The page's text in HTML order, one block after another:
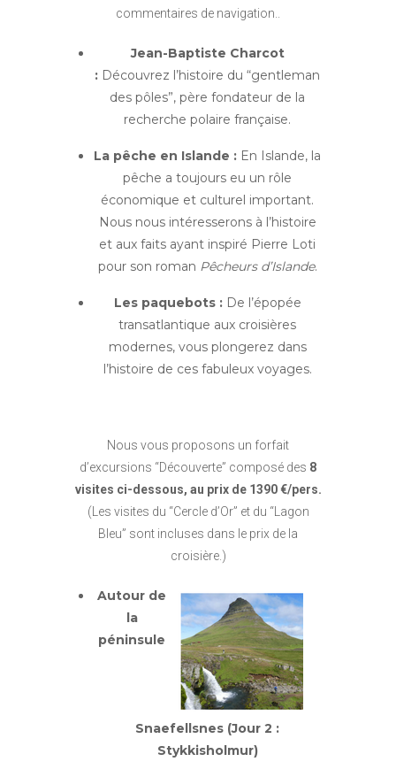
commentaires de navigation..
Jean-Baptiste Charcot
: Découvrez l’histoire du “gentleman
des pôles”, père fondateur de la
recherche polaire française.
La pêche en Islande : En Islande, la
pêche a toujours eu un rôle
économique et culturel important.
Nous nous intéresserons à l’histoire
et aux faits ayant inspiré Pierre Loti
pour son roman Pêcheurs d’Islande.
Les paquebots :De l’épopée
transatlantique aux croisières
modernes, vous plongerez dans
l’histoire de ces fabuleux voyages.
Nous vous proposons un forfait
d’excursions “Découverte” composé des 8
visites ci-dessous, au prix de 1390 €/pers.
(Les visites du “Cercle d’Or” et du “Lagon
Bleu” sont incluses dans le prix de la
croisière.)
Autour de
la
péninsule
Snaefellsnes (Jour 2 :
Stykkisholmur)